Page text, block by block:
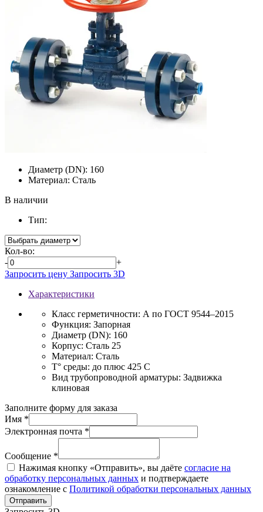
Диаметр (DN): 160
Материал: Сталь
В наличии
Тип:
Кол-во:
-
+
Запросить цену Запросить 3D
Характеристики
Класс герметичности: А по ГОСТ 9544–2015
Функция: Запорная
Диаметр (DN): 160
Корпус: Сталь 25
Материал: Сталь
T° среды: до плюс 425 С
Вид трубопроводной арматуры: Задвижка
клиновая
Заполните форму для заказа
Имя *
Электронная почта *
Сообщение *
Нажимая кнопку «Отправить», вы даёте согласие на
обработку персональных данных и подтверждаете
ознакомление с Политикой обработки персональных данных
Отправить